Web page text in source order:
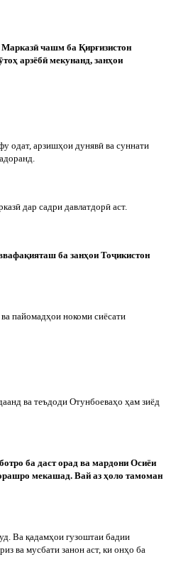
Марказӣ чашм ба Қирғизистон
тоҳ арзёбӣ мекунанд, занҳои
одат, арзишҳои дунявӣ ва суннати
ӣ дар садри давлатдорӣ аст.
ба занҳои Тоҷикистон
пайомадҳои нокоми сиёсати
ва теъдоди Отунбоеваҳо ҳам зиёд
ба даст орад ва мардони Осиёи
мекашад. Вай аз ҳоло тамоман
Ва қадамҳои гузоштаи бадии
ва мусбати занон аст, ки онҳо ба